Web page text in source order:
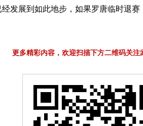
发展到如此地步，如果罗唐临时退
更多精彩内容，欢迎扫描下方二维码关注